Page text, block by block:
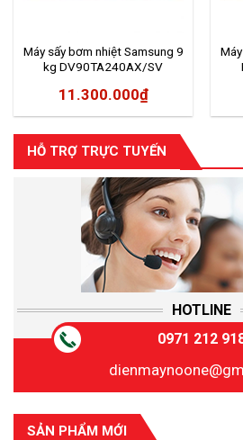
HỖ TRỢ TRỰC TUYẾN
HOTLINE
0971 212
SẢN PHẨM MỚI
Máy sấy bơm nhiệt Samsung 9
kg DV90TA240AX/SV
11.300.000₫